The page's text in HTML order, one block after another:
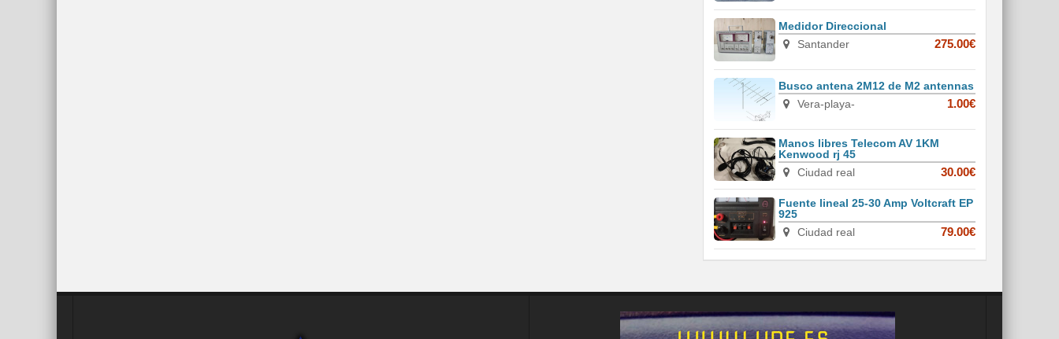
Medidor Direccional
Santander
275.00€
Busco antena 2M12 de M2 antennas
Vera-playa-
1.00€
Manos libres Telecom AV 1KM
Kenwood rj 45
Ciudad real
30.00€
Fuente lineal 25-30 Amp Voltcraft EP
925
Ciudad real
79.00€